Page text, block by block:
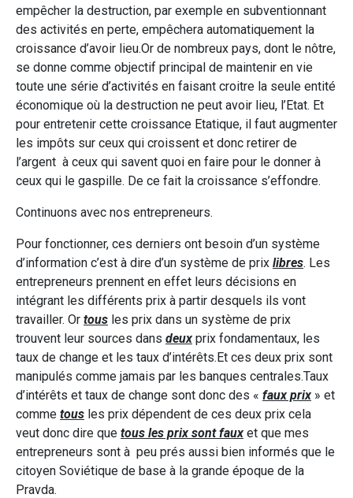
empêcher la destruction, par exemple en subventionnant
des activités en perte, empêchera automatiquement la
croissance d’avoir lieu.Or de nombreux pays, dont le nôtre,
se donne comme objectif principal de maintenir en vie
toute une série d’activités en faisant croitre la seule entité
économique où la destruction ne peut avoir lieu, l’Etat. Et
pour entretenir cette croissance Etatique, il faut augmenter
les impôts sur ceux qui croissent et donc retirer de
l’argent à ceux qui savent quoi en faire pour le donner à
ceux qui le gaspille. De ce fait la croissance s’effondre.
Continuons avec nos entrepreneurs.
Pour fonctionner, ces derniers ont besoin d’un système
d’information c’est à dire d’un système de prix libres. Les
entrepreneurs prennent en effet leurs décisions en
intégrant les différents prix à partir desquels ils vont
travailler. Or tous les prix dans un système de prix
trouvent leur sources dans deux prix fondamentaux, les
taux de change et les taux d’intérêts.Et ces deux prix sont
manipulés comme jamais par les banques centrales.Taux
d’intérêts et taux de change sont donc des « faux prix » et
comme tous les prix dépendent de ces deux prix cela
veut donc dire que tous les prix sont faux et que mes
entrepreneurs sont à peu prés aussi bien informés que le
citoyen Soviétique de base à la grande époque de la
Pravda.